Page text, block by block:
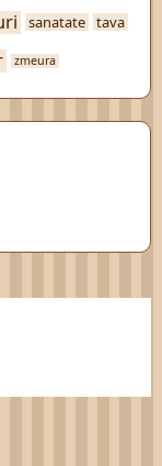
sanatate tava
zmeura